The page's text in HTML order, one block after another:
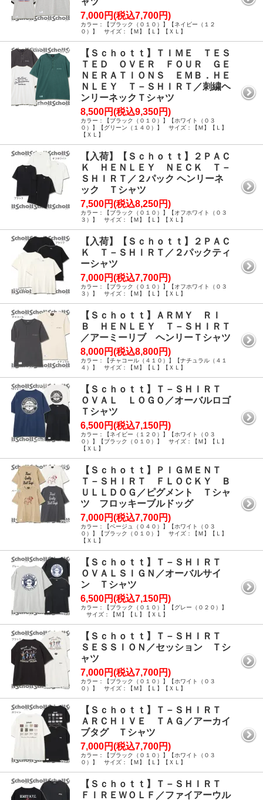
7,000円(税込7,700円)
カラー：【ブラック（０１０）】【ネイビー（１２
０）】 サイズ：【Ｍ】【Ｌ】【ＸＬ】
【Ｓｃｈｏｔｔ】ＴＩＭＥ ＴＥＳ
ＴＥＤ ＯＶＥＲ ＦＯＵＲ ＧＥ
ＮＥＲＡＴＩＯＮＳ ＥＭＢ．ＨＥ
ＮＬＥＹ Ｔ－ＳＨＩＲＴ／刺繍ヘ
ンリーネックＴシャツ
8,500円(税込9,350円)
カラー：【ブラック（０１０）】【ホワイト（０３
０）】【グリーン（１４０）】 サイズ：【Ｍ】【Ｌ】
【ＸＬ】
【入荷】【Ｓｃｈｏｔｔ】２ＰＡＣ
Ｋ ＨＥＮＬＥＹ ＮＥＣＫ Ｔ－
ＳＨＩＲＴ／２パック ヘンリーネ
ック Ｔシャツ
7,500円(税込8,250円)
カラー：【ブラック（０１０）】【オフホワイト（０３
３）】 サイズ：【Ｍ】【Ｌ】【ＸＬ】
【入荷】【Ｓｃｈｏｔｔ】２ＰＡＣ
Ｋ Ｔ－ＳＨＩＲＴ／２パックティ
ーシャツ
7,000円(税込7,700円)
カラー：【ブラック（０１０）】【オフホワイト（０３
３）】 サイズ：【Ｍ】【Ｌ】【ＸＬ】
【Ｓｃｈｏｔｔ】ＡＲＭＹ ＲＩ
Ｂ ＨＥＮＬＥＹ Ｔ－ＳＨＩＲＴ
／アーミーリブ ヘンリーＴシャツ
8,000円(税込8,800円)
カラー：【チャコール（４１０）】【ナチュラル（４１
４）】 サイズ：【Ｍ】【Ｌ】【ＸＬ】
【Ｓｃｈｏｔｔ】Ｔ－ＳＨＩＲＴ
ＯＶＡＬ ＬＯＧＯ／オーバルロゴ
Ｔシャツ
6,500円(税込7,150円)
カラー：【ネイビー（１２０）】【ホワイト（０３
０）】【ブラック（０１０）】 サイズ：【Ｍ】【Ｌ】
【ＸＬ】
【Ｓｃｈｏｔｔ】ＰＩＧＭＥＮＴ
Ｔ－ＳＨＩＲＴ ＦＬＯＣＫＹ Ｂ
ＵＬＬＤＯＧ／ピグメント Ｔシャ
ツ フロッキーブルドッグ
7,000円(税込7,700円)
カラー：【ベージュ（０４０）】【ホワイト（０３
０）】【ブラック（０１０）】 サイズ：【Ｍ】【Ｌ】
【ＸＬ】
【Ｓｃｈｏｔｔ】Ｔ－ＳＨＩＲＴ
ＯＶＡＬＳＩＧＮ／オーバルサイ
ン Ｔシャツ
6,500円(税込7,150円)
カラー：【ブラック（０１０）】【グレー（０２０）】
サイズ：【Ｍ】【Ｌ】【ＸＬ】
【Ｓｃｈｏｔｔ】Ｔ－ＳＨＩＲＴ
ＳＥＳＳＩＯＮ／セッション Ｔシ
ャツ
7,000円(税込7,700円)
カラー：【ブラック（０１０）】【ホワイト（０３
０）】 サイズ：【Ｍ】【Ｌ】【ＸＬ】
【Ｓｃｈｏｔｔ】Ｔ－ＳＨＩＲＴ
ＡＲＣＨＩＶＥ ＴＡＧ／アーカイ
ブタグ Ｔシャツ
7,000円(税込7,700円)
カラー：【ブラック（０１０）】【ホワイト（０３
０）】 サイズ：【Ｍ】【Ｌ】【ＸＬ】
【Ｓｃｈｏｔｔ】Ｔ－ＳＨＩＲＴ
ＦＩＲＥＷＯＬＦ／ファイアーウル